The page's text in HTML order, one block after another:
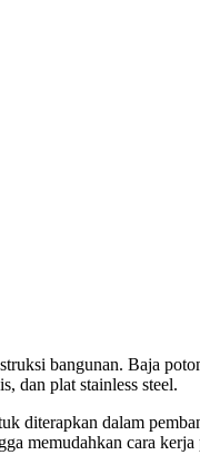
bangunan. Baja
dan plat stainless steel.
diterapkan dalam
memudahkan cara